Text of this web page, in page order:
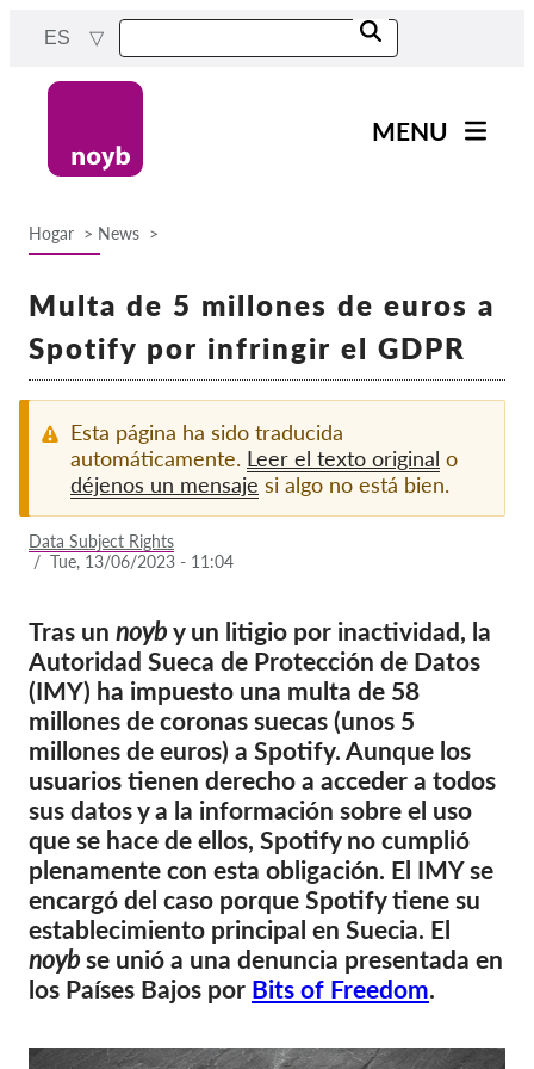
content
ES
MENU
Proyectos
Exercise your rights!
Donaciones
Patrocinio
Tax deductability
Inciar sesión de miembro
Sobre nosotros
Equipo
Informes anuales
Preguntas frecuentes
Empleos
Hogar News
Multa de 5 millones de euros a
Spotify por infringir el GDPR
Esta página ha sido traducida
automáticamente. Leer el texto original o
déjenos un mensaje si algo no está bien.
Data Subject Rights
/ Tue, 13/06/2023 - 11:04
Tras un noyby un litigio por inactividad, la
Autoridad Sueca de Protección de Datos
(IMY) ha impuesto una multa de 58
millones de coronas suecas (unos 5
millones de euros) a Spotify. Aunque los
usuarios tienen derecho a acceder a todos
sus datos y a la información sobre el uso
que se hace de ellos, Spotify no cumplió
plenamente con esta obligación. El IMY se
encargó del caso porque Spotify tiene su
establecimiento principal en Suecia. El
noybse unió a una denuncia presentada en
los Países Bajos por Bits of Freedom.